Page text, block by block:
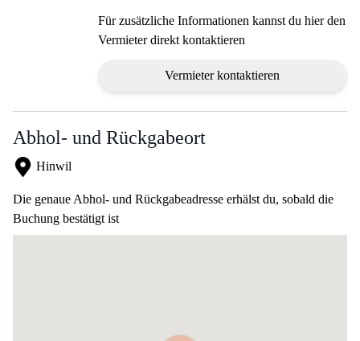
Für zusätzliche Informationen kannst du hier den
Vermieter direkt kontaktieren
Vermieter kontaktieren
Abhol- und Rückgabeort
Hinwil
Die genaue Abhol- und Rückgabeadresse erhälst du, sobald die
Buchung bestätigt ist